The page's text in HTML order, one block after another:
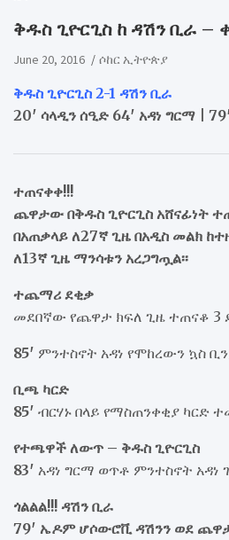
ቅዱስ ጊዮርጊስ ከ ዳሽን ቢራ –
June 20, 2016 ሶከር ኢትዮጵያ
ቅዱስ ጊዮርጊስ 2-1 ዳሽን ቢራ
20′ ሳላዲን ሰዒድ 64′ አዳነ ግርማ |
ተጠናቀቀ!!!
ጨዋታው በቅዱስ ጊዮርጊስ አሸናፊነት
በአጠቃላይ ለ27ኛ ጊዜ በአዲስ መልክ
ለ13ኛ ጊዜ ማንሳቱን አረጋግጧል፡፡
ተጨማሪ ደቂቃ
መደበኛው የጨዋታ ክፍለ ጊዜ ተጠናቆ 3
85′ ምንተስኖት አዳነ የሞከረውን ኳስ
ቢጫ ካርድ
85′ ብርሃኑ በላይ የማስጠንቀቂያ ካርድ
የተጫዋች ለውጥ – ቅዱስ ጊዮርጊስ
83′ አዳነ ግርማ ወጥቶ ምንተስኖት አዳነ
ጎልልል!!! ዳሽን ቢራ
79′ ኤዶም ሆሶውሮቪ ዳሽንን ወደ